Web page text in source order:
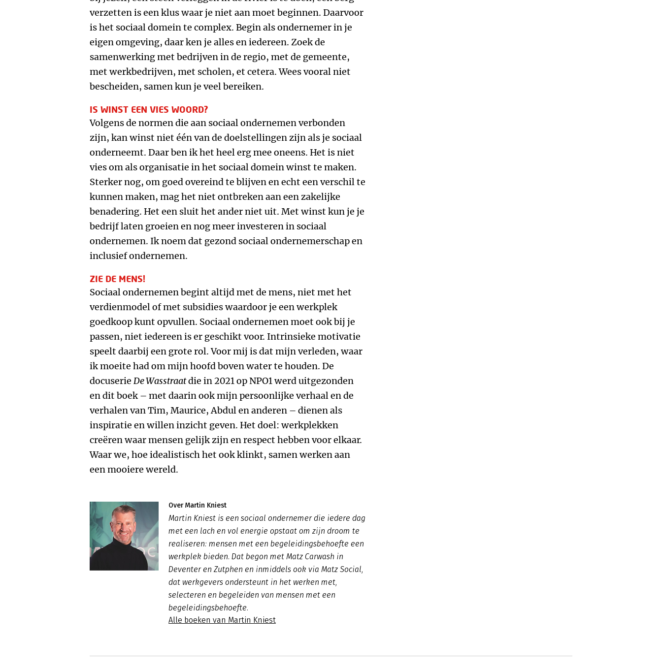
verzetten is een klus waar je niet aan moet beginnen. Daarvoor
is het sociaal domein te complex. Begin als ondernemer in je
eigen omgeving, daar ken je alles en iedereen. Zoek de
samenwerking met bedrijven in de regio, met de gemeente,
met werkbedrijven, met scholen, et cetera. Wees vooral niet
bescheiden, samen kun je veel bereiken.
IS WINST EEN VIES WOORD?
Volgens de normen die aan sociaal ondernemen verbonden
zijn, kan winst niet één van de doelstellingen zijn als je sociaal
onderneemt. Daar ben ik het heel erg mee oneens. Het is niet
vies om als organisatie in het sociaal domein winst te maken.
Sterker nog, om goed overeind te blijven en echt een verschil te
kunnen maken, mag het niet ontbreken aan een zakelijke
benadering. Het een sluit het ander niet uit. Met winst kun je je
bedrijf laten groeien en nog meer investeren in sociaal
ondernemen. Ik noem dat gezond sociaal ondernemerschap en
inclusief ondernemen.
ZIE DE MENS!
Sociaal ondernemen begint altijd met de mens, niet met het
verdienmodel of met subsidies waardoor je een werkplek
goedkoop kunt opvullen. Sociaal ondernemen moet ook bij je
passen, niet iedereen is er geschikt voor. Intrinsieke motivatie
speelt daarbij een grote rol. Voor mij is dat mijn verleden, waar
ik moeite had om mijn hoofd boven water te houden. De
docuserie De Wasstraatdie in 2021 op NPO1 werd uitgezonden
en dit boek – met daarin ook mijn persoonlijke verhaal en de
verhalen van Tim, Maurice, Abdul en anderen – dienen als
inspiratie en willen inzicht geven. Het doel: werkplekken
creëren waar mensen gelijk zijn en respect hebben voor elkaar.
Waar we, hoe idealistisch het ook klinkt, samen werken aan
een mooiere wereld.
Over Martin Kniest
Martin Kniest is een sociaal ondernemer die iedere dag
met een lach en vol energie opstaat om zijn droom te
realiseren: mensen met een begeleidingsbehoefte een
werkplek bieden. Dat begon met Matz Carwash in
Deventer en Zutphen en inmiddels ook via Matz Social,
dat werkgevers ondersteunt in het werken met,
selecteren en begeleiden van mensen met een
begeleidingsbehoefte.
Alle boeken van Martin Kniest